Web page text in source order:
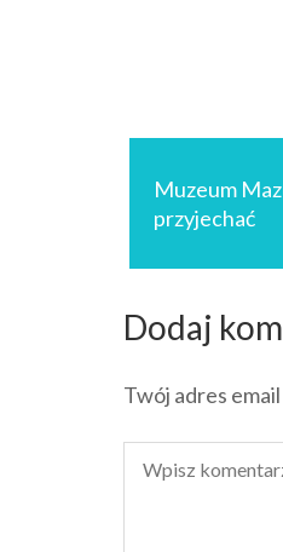
Nawigacja
wpisu
Muzeum
przyjechać
Dodaj
Twój adres